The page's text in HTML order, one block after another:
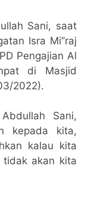
Sani, saat
Isra Mi”raj
Pengajian Al
di Masjid
2022).
Sani,
kepada kita,
kalau kita
tidak akan kita